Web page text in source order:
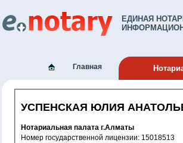
ЕДИНАЯ
Главная
УСПЕНСКАЯ ЮЛИЯ
Нотариальная палата г.Алматы
Номер государственной лицензии: 15018513